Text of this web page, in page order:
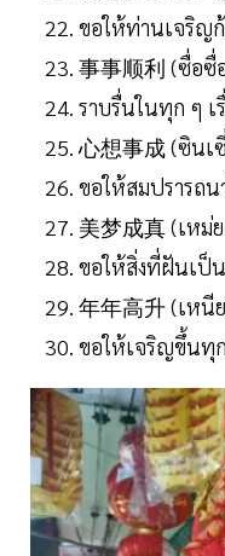
ขอให้ท่านเจริญ
事事顺利 (ซื่อซื่
ราบรื่นในทุก ๆ เ
心想事成 (ซินเ
ขอให้สมปรารถน
美梦成真 (เหม่ย
ขอให้สิ่งที่ฝันเป็
年年高升 (เหนี
ขอให้เจริญขึ้นทุ